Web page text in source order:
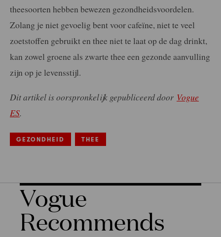
theesoorten hebben bewezen gezondheidsvoordelen.
Zolang je niet gevoelig bent voor cafeïne, niet te veel
zoetstoffen gebruikt en thee niet te laat op de dag drinkt,
kan zowel groene als zwarte thee een gezonde aanvulling
zijn op je levensstijl.
Dit artikel is oorspronkelijk gepubliceerd door Vogue
ES.
GEZONDHEID THEE
Vogue
Recommends